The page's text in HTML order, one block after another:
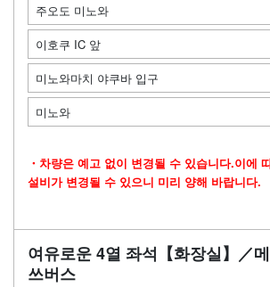
주오도 미노와
이호쿠 IC 앞
미노와마치 야쿠바 입구
미노와
・차량은 예고 없이 변경될 수 있습니다.이에
설비가 변경될 수 있으니 미리 양해 바랍니다.
여유로운 4열 좌석【화장실】／
쓰버스